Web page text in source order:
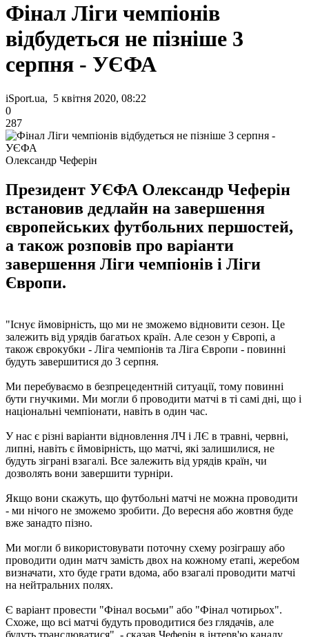
Фінал Ліги чемпіонів
відбудеться не пізніше 3
серпня - УЄФА
iSport.ua, 5 квітня 2020, 08:22
0
287
Олександр Чеферін
Президент УЄФА Олександр Чеферін
встановив дедлайн на завершення
європейських футбольних першостей,
а також розповів про варіанти
завершення Ліги чемпіонів і Ліги
Європи.
"Існує ймовірність, що ми не зможемо відновити сезон. Це
залежить від урядів багатьох країн. Але сезон у Європі, а
також єврокубки - Ліга чемпіонів та Ліга Європи - повинні
будуть завершитися до 3 серпня.
Ми перебуваємо в безпрецедентній ситуації, тому повинні
бути гнучкими. Ми могли б проводити матчі в ті самі дні, що і
національні чемпіонати, навіть в один час.
У нас є різні варіанти відновлення ЛЧ і ЛЄ в травні, червні,
липні, навіть є ймовірність, що матчі, які залишилися, не
будуть зіграні взагалі. Все залежить від урядів країн, чи
дозволять вони завершити турніри.
Якщо вони скажуть, що футбольні матчі не можна проводити
- ми нічого не зможемо зробити. До вересня або жовтня буде
вже занадто пізно.
Ми могли б використовувати поточну схему розіграшу або
проводити один матч замість двох на кожному етапі, жеребом
визначати, хто буде грати вдома, або взагалі проводити матчі
на нейтральних полях.
Є варіант провести "Фінал восьми" або "Фінал чотирьох".
Схоже, що всі матчі будуть проводитися без глядачів, але
будуть транслюватися", - сказав Чеферін в інтерв'ю каналу